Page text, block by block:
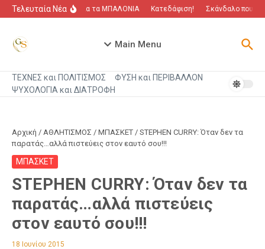
Μετάβαση στο περιεχόμενο
Τελευταία Νέα“Πόλεμος” για τα ΜΠΑΛΟΝΙΑ Κατεδάφιση! Σκάνδαλο που
Main Menu
ΤΕΧΝΕΣ και ΠΟΛΙΤΙΣΜΟΣ
ΦΥΣΗ και ΠΕΡΙΒΑΛΛΟΝ
ΨΥΧΟΛΟΓΙΑ και ΔΙΑΤΡΟΦΗ
Αρχική / ΑΘΛΗΤΙΣΜΟΣ / ΜΠΑΣΚΕΤ / STEPHEN CURRY: Όταν δεν τα
παρατάς…αλλά πιστεύεις στον εαυτό σου!!!
ΜΠΑΣΚΕΤ
STEPHEN CURRY: Όταν δεν τα
παρατάς…αλλά πιστεύεις
στον εαυτό σου!!!
18 Ιουνίου 2015